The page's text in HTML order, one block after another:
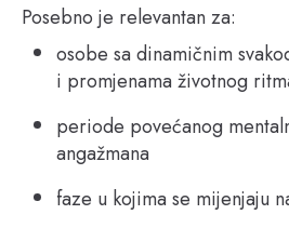
Posebno je relevantan za:
osobe sa dinamičnim
i promjenama životnog
periode povećanog
angažmana
faze u kojima se mijenjaju